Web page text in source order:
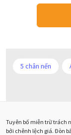
5 chân nến
Bảng Anh
Tuyên bố miễn trừ trách
bởi chênh lệch giá. Đòn